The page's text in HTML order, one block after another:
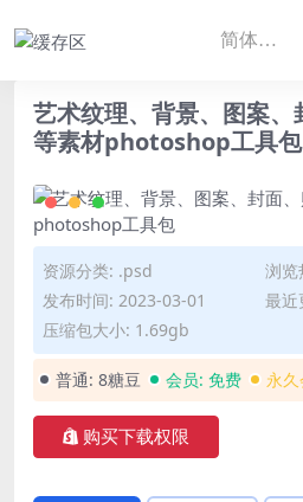
艺术纹理、背景、图案
等素材photoshop工具包
资源分类: .psd
浏览
发布时间: 2023-03-01
最
压缩包大小: 1.69gb
普通: 8糖豆 会员: 免费 永
购买下载权限